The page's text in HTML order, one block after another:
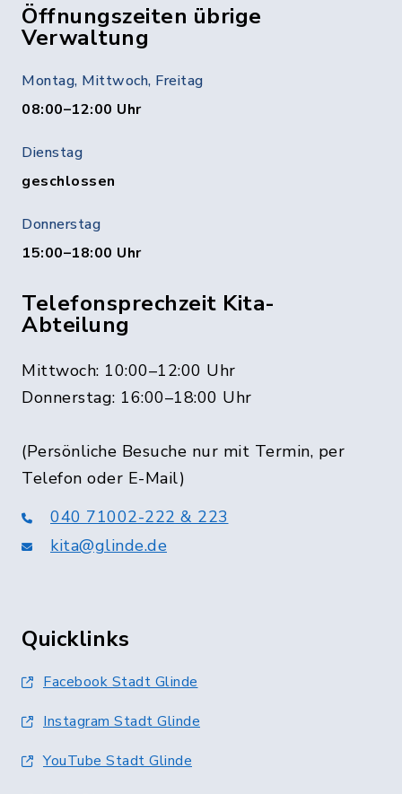
Öffnungszeiten übrige
Verwaltung
Montag, Mittwoch, Freitag
08:00–12:00 Uhr
Dienstag
geschlossen
Donnerstag
15:00–18:00 Uhr
Telefonsprechzeit Kita-
Abteilung
Mittwoch: 10:00–12:00 Uhr
Donnerstag: 16:00–18:00 Uhr
(Persönliche Besuche nur mit Termin, per
Telefon oder E-Mail)
040 71002-222 & 223
kita@glinde.de
Quicklinks
Facebook Stadt Glinde
Instagram Stadt Glinde
YouTube Stadt Glinde